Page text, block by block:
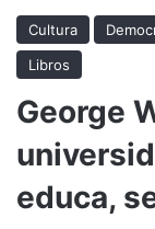
Cultura
Libros
George
educa,